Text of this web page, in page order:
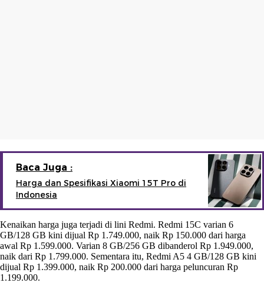
Baca Juga :
Harga dan Spesifikasi Xiaomi 15T Pro di
Indonesia
Kenaikan harga juga terjadi di lini Redmi. Redmi 15C varian 6
GB/128 GB kini dijual Rp 1.749.000, naik Rp 150.000 dari harga
awal Rp 1.599.000. Varian 8 GB/256 GB dibanderol Rp 1.949.000,
naik dari Rp 1.799.000. Sementara itu, Redmi A5 4 GB/128 GB kini
dijual Rp 1.399.000, naik Rp 200.000 dari harga peluncuran Rp
1.199.000.